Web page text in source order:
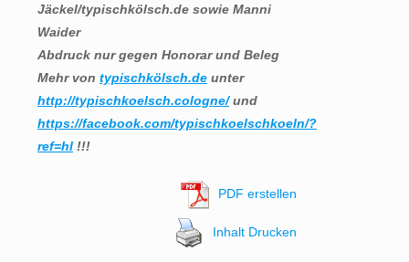
Jäckel/typischkölsch.de sowie Manni
Waider
Abdruck nur gegen Honorar und Beleg
Mehr von typischkölsch.de unter
http://typischkoelsch.cologne/und
https://facebook.com/typischkoelschkoeln/?
ref=hl !!!
PDF erstellen
Inhalt Drucken